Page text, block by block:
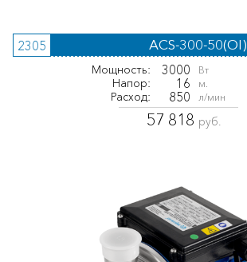
2305 ACS-300-50(OI)
Мощность: 3000 Вт
Напор: 16 м.
Расход: 850 л/мин
57 818 руб.